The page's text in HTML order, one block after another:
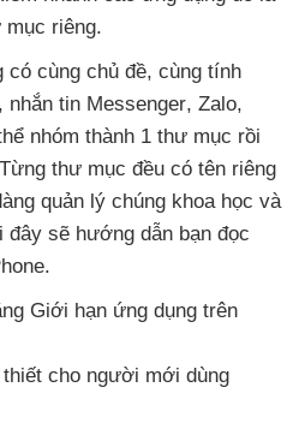
mục riêng.
có cùng chủ đề, cùng tính
, nhắn tin Messenger, Zalo,
nhóm thành 1 thư mục rồi
thư mục đều có tên riêng
quản lý chúng khoa học và
đây sẽ hướng dẫn bạn đọc
Giới hạn ứng dụng trên
cho người mới dùng